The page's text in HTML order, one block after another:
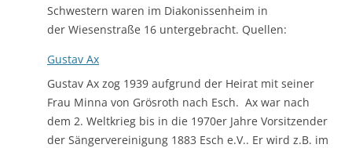
Schwestern waren im Diakonissenheim in
der Wiesenstraße 16 untergebracht. Quellen:
Gustav Ax
Gustav Ax zog 1939 aufgrund der Heirat mit seiner
Frau Minna von Grösroth nach Esch. Ax war nach
dem 2. Weltkrieg bis in die 1970er Jahre Vorsitzender
der Sängervereinigung 1883 Esch e.V.. Er wird z.B. im